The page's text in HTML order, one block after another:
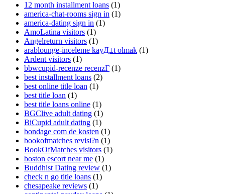
12 month installment loans (1)
america-chat-rooms sign in (1)
america-dating sign in (1)
AmoLatina visitors (1)
Angelreturn visitors (1)
arablounge-inceleme kayД±t olmak (1)
Ardent visitors (1)
bbwcupid-recenze recenzГ­ (1)
best installment loans (2)
best online title loan (1)
best title loan (1)
best title loans online (1)
BGClive adult dating (1)
BiCupid adult dating (1)
bondage com de kosten (1)
bookofmatches revisi?n (1)
BookOfMatches visitors (1)
boston escort near me (1)
Buddhist Dating review (1)
check n go title loans (1)
chesapeake reviews (1)